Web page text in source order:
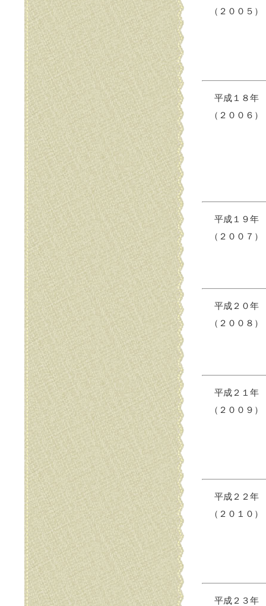
（２００５）
平成１８年
（２００６）
平成１９年
（２００７）
平成２０年
（２００８）
平成２１年
（２００９）
平成２２年
（２０１０）
平成２３年